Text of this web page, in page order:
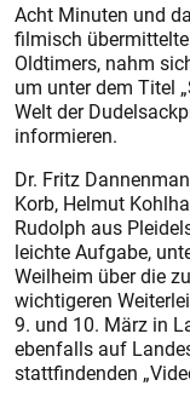
Acht Minuten und
filmisch
Oldtimers, nahm
um unter dem Titel
Welt der
informieren.
Dr. Fritz
Korb, Helmut
Rudolph aus
leichte Aufgabe,
Weilheim über die
wichtigeren
9. und 10. März in
ebenfalls auf
stattfindenden